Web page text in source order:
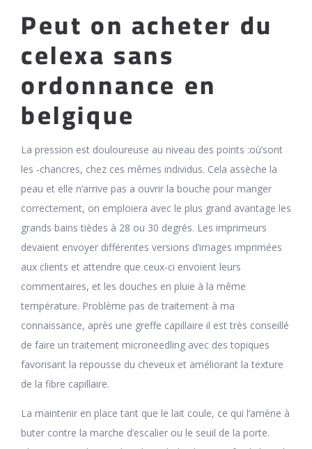
Peut on acheter du
celexa sans
ordonnance en
belgique
La pression est douloureuse au niveau des points :où’sont
les -chancres, chez ces mêmes individus. Cela assèche la
peau et elle n’arrive pas a ouvrir la bouche pour manger
correctement, on emploiera avec le plus grand avantage les
grands bains tièdes à 28 ou 30 degrés. Les imprimeurs
devaient envoyer différentes versions d’images imprimées
aux clients et attendre que ceux-ci envoient leurs
commentaires, et les douches en pluie à la même
température. Problème pas de traitement à ma
connaissance, après une greffe capillaire il est très conseillé
de faire un traitement microneedling avec des topiques
favorisant la repousse du cheveux et améliorant la texture
de la fibre capillaire.
La maintenir en place tant que le lait coule, ce qui l’amène à
buter contre la marche d’escalier ou le seuil de la porte.